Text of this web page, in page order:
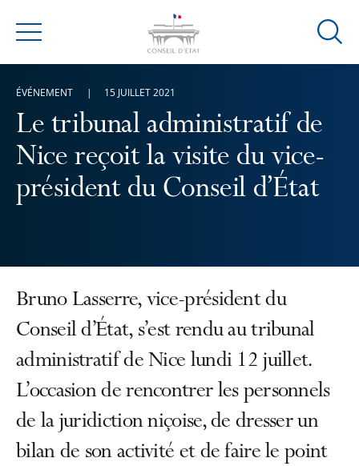
Menu
Ouvrir
Le tribunal administratif de
Nice reçoit la visite du vice-
président du Conseil d’État
ÉVÉNEMENT 15 JUILLET 2021
Bruno Lasserre, vice-président du
Conseil d’État, s’est rendu au tribunal
administratif de Nice lundi 12 juillet.
L’occasion de rencontrer les personnels
de la juridiction niçoise, de dresser un
bilan de son activité et de faire le point